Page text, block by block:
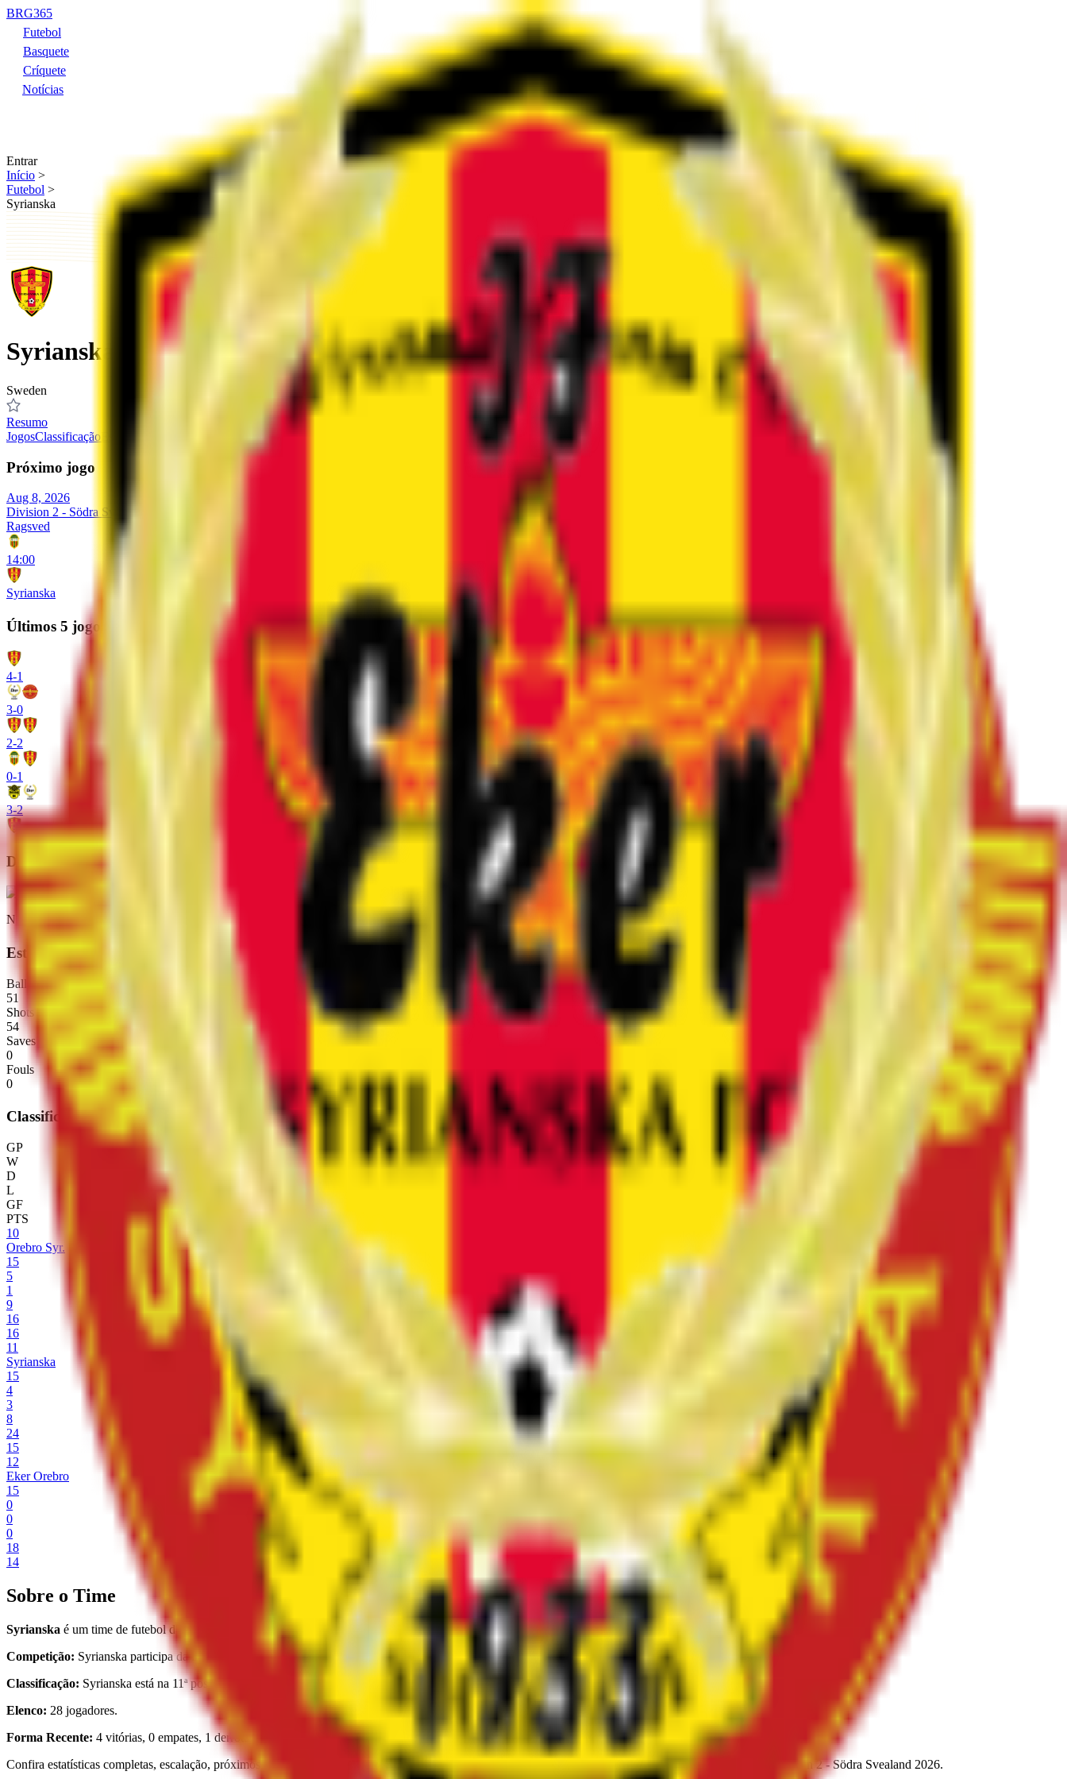
BRG365
Futebol
Basquete
Críquete
Notícias
Entrar
Início >
Futebol >
Syrianska
Syrianska
Sweden
Resumo
JogosClassificação
Próximo jogo
Aug 8, 2026
Division 2 - Södra Svealand
Ragsved
14:00
Syrianska
Últimos 5 jogos
4-1
3-0
2-2
0-1
3-2
Destaques
Não há dados disponíveis
Estatísticas do time
Ball Possession
51
Shots On Goal
54
Saves
0
Fouls
0
Classificação
GP
W
D
L
GF
PTS
10
Orebro Syr.
15
5
1
9
16
16
11
Syrianska
15
4
3
8
24
15
12
Eker Orebro
15
0
0
0
18
14
Sobre o Time
Syrianska é um time de futebol da Sweden, fundado em 01 de January de 1977.
Competição: Syrianska participa da Division 2 - Södra Svealand 2026.
Classificação: Syrianska está na 11ª posição com 15 pontos (4 vitórias, 3 empates, 8 derrotas em 15 jogos).
Elenco: 28 jogadores.
Forma Recente: 4 vitórias, 0 empates, 1 derrotas nos últimos 5 jogos.
Confira estatísticas completas, escalação, próximos jogos, histórico de partidas, transferências, classificação e informações detalhadas sobre Syrianska na Division 2 - Södra Svealand 2026.